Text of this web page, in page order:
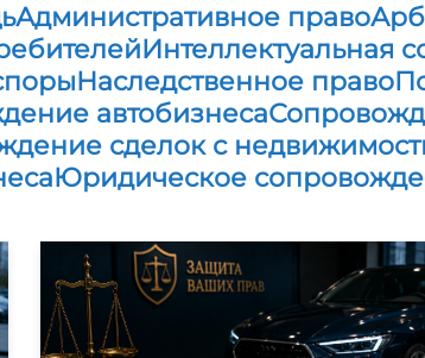
Административное право
Интеллектуальная
Наследственное право
автобизнеса
сделок с
Юридическое